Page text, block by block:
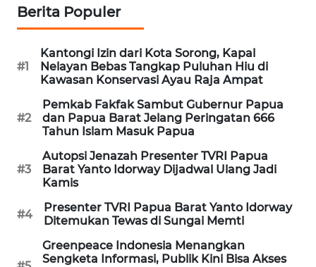
Berita Populer
#1
Kantongi Izin dari Kota Sorong, Kapal
Nelayan Bebas Tangkap Puluhan Hiu di
Kawasan Konservasi Ayau Raja Ampat
#2
Pemkab Fakfak Sambut Gubernur Papua
dan Papua Barat Jelang Peringatan 666
Tahun Islam Masuk Papua
#3
Autopsi Jenazah Presenter TVRI Papua
Barat Yanto Idorway Dijadwal Ulang Jadi
Kamis
#4
Presenter TVRI Papua Barat Yanto Idorway
Ditemukan Tewas di Sungai Memti
Greenpeace Indonesia Menangkan
Sengketa Informasi, Publik Kini Bisa Akses
JAKARTA
KRT
NEWS
KARING
NEWS
JURNAL
MARITIM
HUMBANG